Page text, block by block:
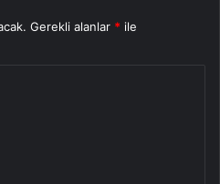
Gerekli alanlar * ile